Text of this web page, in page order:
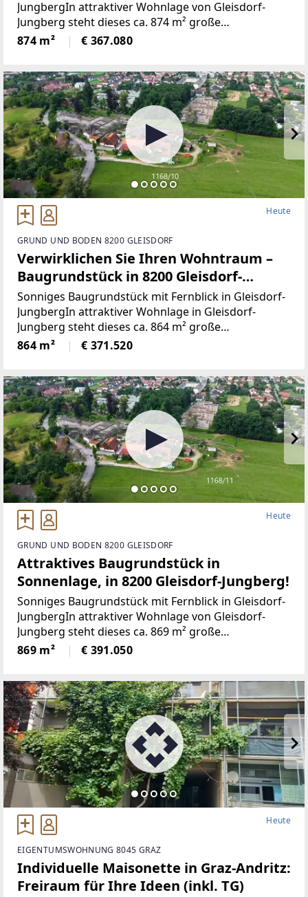
JungbergIn attraktiver Wohnlage von Gleisdorf-
Jungberg steht dieses ca. 874 m² große
Baugrundstück zum Verkauf. Die Süd-West-
Ausrichtung, der schöne Blick ins Grüne sowie ein
874 m² € 367.080
Heute
GRUND UND BODEN 8200 GLEISDORF
Verwirklichen Sie Ihren Wohntraum –
Baugrundstück in 8200 Gleisdorf-
Jungberg!
Sonniges Baugrundstück mit Fernblick in Gleisdorf-
JungbergIn attraktiver Wohnlage in Gleisdorf-
Jungberg steht dieses ca. 864 m² große
Baugrundstück zum Verkauf. Die Süd-West-
Ausrichtung, der schöne Blick ins Grüne sowie ein
864 m² € 371.520
Heute
GRUND UND BODEN 8200 GLEISDORF
Attraktives Baugrundstück in
Sonnenlage, in 8200 Gleisdorf-Jungberg!
Sonniges Baugrundstück mit Fernblick in Gleisdorf-
JungbergIn attraktiver Wohnlage von Gleisdorf-
Jungberg steht dieses ca. 869 m² große
Baugrundstück zum Verkauf. Die Süd-West-
Ausrichtung, der schöne Blick ins Grüne sowie ein
869 m² € 391.050
Heute
EIGENTUMSWOHNUNG 8045 GRAZ
Individuelle Maisonette in Graz-Andritz:
Freiraum für Ihre Ideen (inkl. TG)